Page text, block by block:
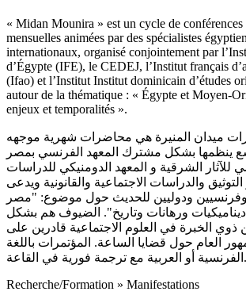
« Midan Mounira » est un cycle de
mensuelles animées par des spécialistes
internationaux, organisé conjointement par
d’Égypte (IFE), le CEDEJ, l’Institut français
(Ifao) et l’Institut Institut dominicain d’études
autour de la thématique : « Égypte et Moyen-
enjeux et temporalités ».
ميدان المنيرة هي محاضرات شهرية موجهه
ينظمها بشكل مشترك المعهد الفرنسي بمصر
للآثار الشرقية و المعهد الدومنيكي للدراسات
والدراسات الاجتماعية والقانونية ويدعى
وفرنسيين ودوليين للحديث حول موضوع: "مصر
ورهانات وتاريخ". الضيوف هم بشكل
الخبرة في العلوم الاجتماعية قادرين على
العام حول قضايا الساعة. المؤتمرات باللغة
الفرنسية أو العربية مع ترجمة فورية في القاعة.
Recherche/Formation » Manifestations